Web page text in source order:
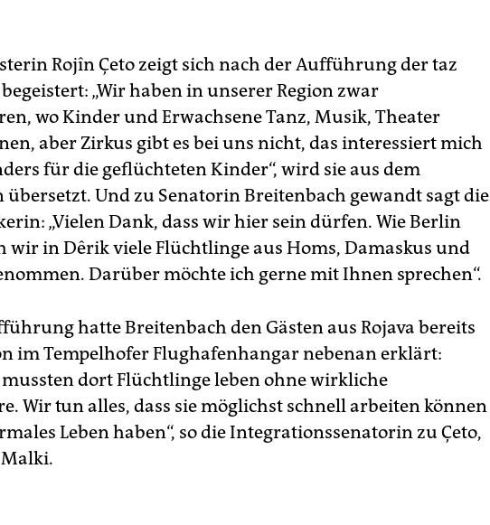
Rojîn Çeto zeigt sich nach der Aufführung der taz
„Wir haben in unserer Region zwar
wo Kinder und Erwachsene Tanz, Musik, Theater
aber Zirkus gibt es bei uns nicht, das interessiert mich
für die geflüchteten Kinder“, wird sie aus dem
übersetzt. Und zu Senatorin Breitenbach gewandt sagt die
„Vielen Dank, dass wir hier sein dürfen. Wie Berlin
wir in Dêrik viele Flüchtlinge aus Homs, Damaskus und
Darüber möchte ich gerne mit Ihnen sprechen“.
hatte Breitenbach den Gästen aus Rojava bereits
im Tempelhofer Flughafenhangar nebenan erklärt:
mussten dort Flüchtlinge leben ohne wirkliche
Wir tun alles, dass sie möglichst schnell arbeiten können
Leben haben“, so die Integrationssenatorin zu Çeto,